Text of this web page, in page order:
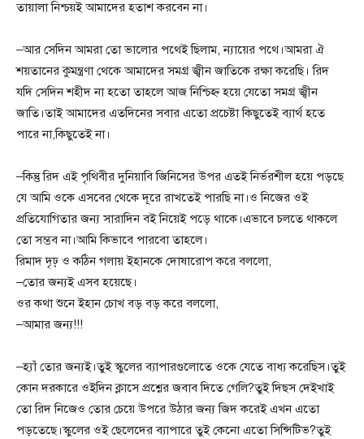
তায়ালা নিশ্চয়ই আমাদের হতাশ করবেন না।
–আর সেদিন আমরা তো ভালোর পথেই ছিলাম, ন্যায়ের পথে।আমরা ঐ
শয়তানের কুমন্ত্রণা থেকে আমাদের সমগ্র জ্বীন জাতিকে রক্ষা করেছি। রিদ
যদি সেদিন শহীদ না হতো তাহলে আজ নিশ্চিহ্ন হয়ে যেতো সমগ্র জ্বীন
জাতি।তাই আমাদের এতদিনের সবার এতো প্রচেষ্টা কিছুতেই ব্যার্থ হতে
পারে না,কিছুতেই না।
–কিন্তু রিদ এই পৃথিবীর দুনিয়াবি জিনিসের উপর এতই নির্ভরশীল হয়ে পড়ছে
যে আমি ওকে এসবের থেকে দূরে রাখতেই পারছি না।ও নিজের ওই
প্রতিযোগিতার জন্য সারাদিন বই নিয়েই পড়ে থাকে।এভাবে চলতে থাকলে
তো সম্ভব না।আমি কিভাবে পারবো তাহলে।
রিমাদ দৃঢ় ও কঠিন গলায় ইহানকে দোষারোপ করে বললো,
–তোর জন্যই এসব হয়েছে।
ওর কথা শুনে ইহান চোখ বড় বড় করে বললো,
–আমার জন্য!!!
–হ্যাঁ তোর জন্যই।তুই স্কুলের ব্যাপারগুলোতে ওকে যেতে বাধ্য করেছিস।তুই
কোন দরকারে ওইদিন ক্লাসে প্রশ্নের জবাব দিতে গেলি?তুই দিছস দেইখাই
তো রিদ নিজেও তোর চেয়ে উপরে উঠার জন্য জিদ করেই এখন এতো
পড়তেছে।স্কুলের ওই ছেলেদের ব্যাপারে তুই কেনো এতো সিন্সিটিভ?তুই